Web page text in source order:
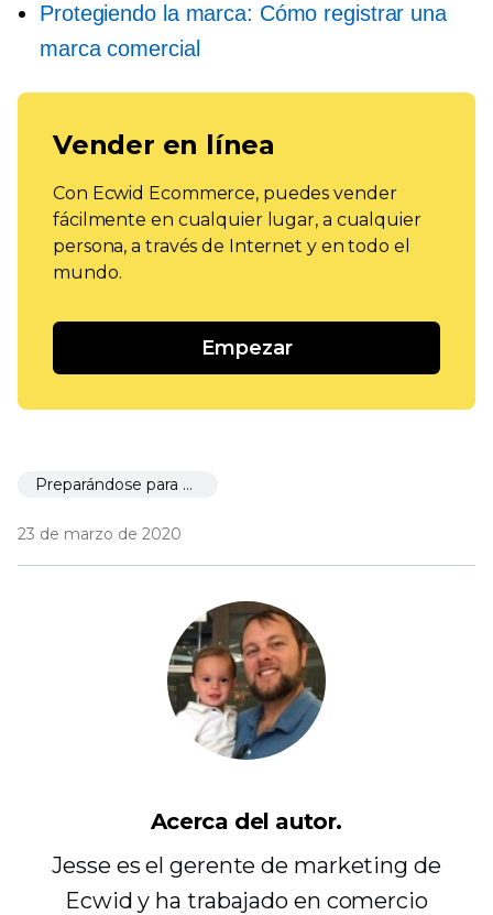
Protegiendo la marca: Cómo registrar una
marca comercial
Vender en línea
Con Ecwid Ecommerce, puedes vender
fácilmente en cualquier lugar, a cualquier
persona, a través de Internet y en todo el
mundo.
Empezar
Preparándose para el lanzamiento
23 de marzo de 2020
Acerca del autor.
Jesse es el gerente de marketing de
Ecwid y ha trabajado en comercio